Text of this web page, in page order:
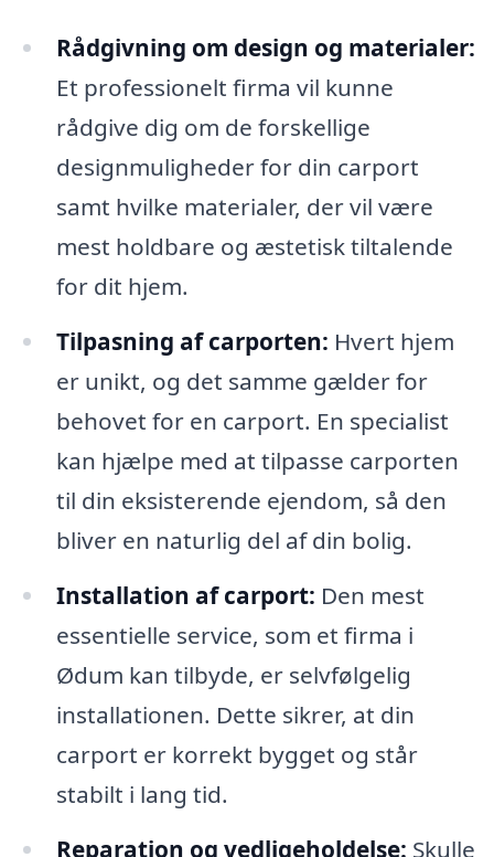
Rådgivning om design og materialer:
Et professionelt firma vil kunne
rådgive dig om de forskellige
designmuligheder for din carport
samt hvilke materialer, der vil være
mest holdbare og æstetisk tiltalende
for dit hjem.
Tilpasning af carporten: Hvert hjem
er unikt, og det samme gælder for
behovet for en carport. En specialist
kan hjælpe med at tilpasse carporten
til din eksisterende ejendom, så den
bliver en naturlig del af din bolig.
Installation af carport: Den mest
essentielle service, som et firma i
Ødum kan tilbyde, er selvfølgelig
installationen. Dette sikrer, at din
carport er korrekt bygget og står
stabilt i lang tid.
Reparation og vedligeholdelse: Skulle